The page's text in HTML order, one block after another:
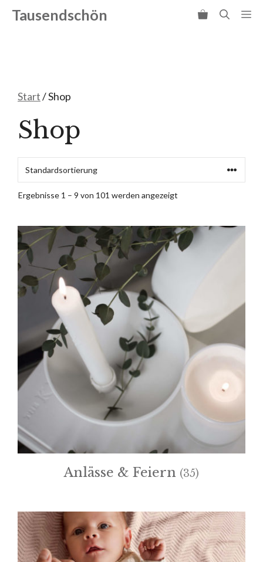
Zum
Inhalt
Tausendschön
Start/ Shop
Shop
Ergebnisse 1 – 9 von 101 werden angezeigt
Anlässe & Feiern (35)